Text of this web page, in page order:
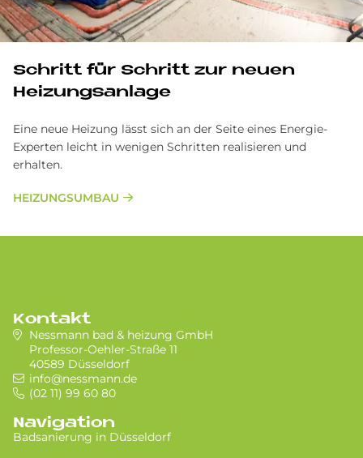
Schritt für Schritt zur neuen
Heizungsanlage
Eine neue Heizung lässt sich an der Seite eines Energie-
Experten leicht in wenigen Schritten realisieren und
erhalten.
HEIZUNGSUMBAU
Kontakt
Nessmann bad & heizung GmbH
Professor-Oehler-Straße 11
40589 Düsseldorf
info@nessmann.de
(02 11) 99 60 80
Navigation
Badsanierung in Düsseldorf